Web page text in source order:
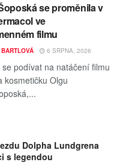
se proměnila v
ve
filmu
6 SRPNA, 2026
se podívat na natáčení filmu
kosmetičku Olgu
Dolpha Lundgrena
s legendou